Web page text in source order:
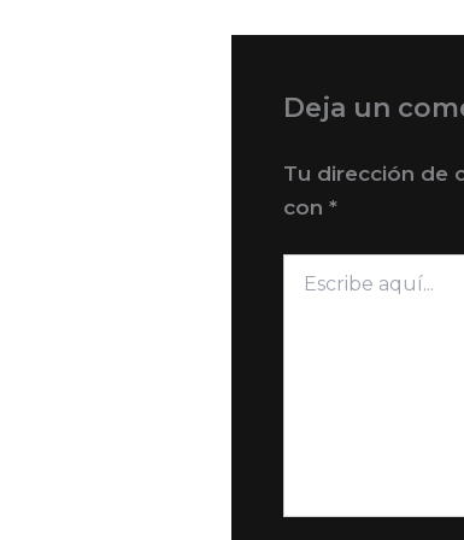
Deja un
Tu dirección de
con *
aquí...